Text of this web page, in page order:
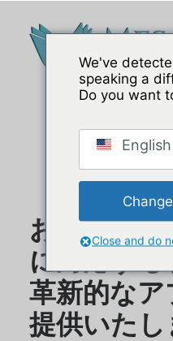
お客様の
に対応す
革新的な
提供いた
We've
speaking a
Do you want
English
Close and do